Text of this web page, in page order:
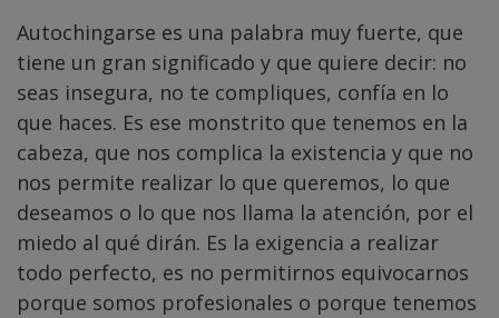
Autochingarse es una palabra muy fuerte, que
tiene un gran significado y que quiere decir: no
seas insegura, no te compliques, confía en lo
que haces. Es ese monstrito que tenemos en la
cabeza, que nos complica la existencia y que no
nos permite realizar lo que queremos, lo que
deseamos o lo que nos llama la atención, por el
miedo al qué dirán. Es la exigencia a realizar
todo perfecto, es no permitirnos equivocarnos
porque somos profesionales o porque tenemos